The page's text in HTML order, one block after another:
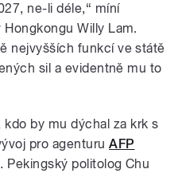
ne-li déle,“ míní
Willy Lam.
nejvyšších funkcí ve státě
sil a evidentně mu to
by mu dýchal za krk s
pro agenturuAFP
Pekingský politolog Chu